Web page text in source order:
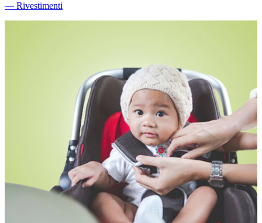
― Rivestimenti